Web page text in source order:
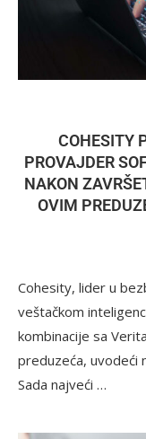
COHESITY
PROVAJDER
NAKON
OVIM
Cohesity, lider u
veštačkom
kombinacije sa
preduzeća, uvodeći
Sada najveći …